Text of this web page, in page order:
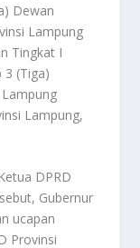
Dewan
Lampung
Tingkat I
3 (Tiga)
Lampung,
DPRD
Gubernur
ucapan
Provinsi